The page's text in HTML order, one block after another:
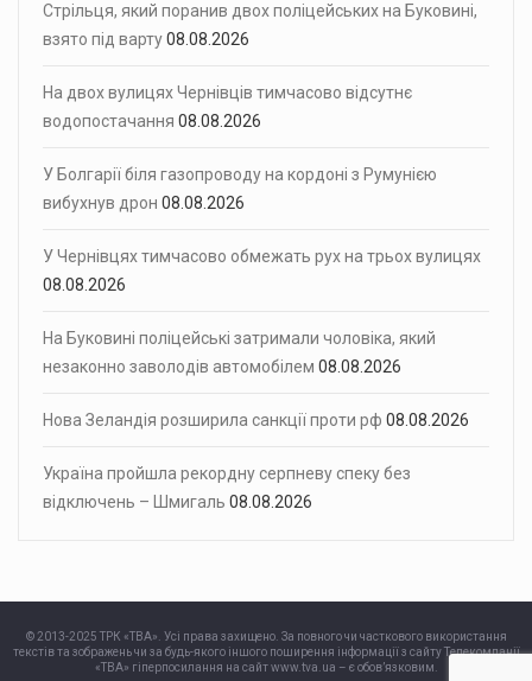
Стрільця, який поранив двох поліцейських на Буковині,
взято під варту08.08.2026
На двох вулицях Чернівців тимчасово відсутнє
водопостачання 08.08.2026
У Болгарії біля газопроводу на кордоні з Румунією
вибухнув дрон 08.08.2026
У Чернівцях тимчасово обмежать рух на трьох вулицях
08.08.2026
На Буковині поліцейські затримали чоловіка, який
незаконно заволодів автомобілем 08.08.2026
Нова Зеландія розширила санкції проти рф 08.08.2026
Україна пройшла рекордну серпневу спеку без
відключень – Шмигаль 08.08.2026
© 2013-2025 ТРК «ТВА». Усі права захищено. За повного чи часткового використання
текстів та зображень чи за будь-якого іншого поширення інформації з сайту Телекомпанії
«ТВА» гіперпосилання на сайт www.tva.ua – є обов’язковим.